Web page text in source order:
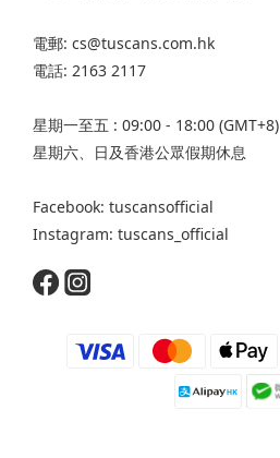
電郵: cs@tuscans.com.hk
電話: 2163 2117
星期一至五 : 09:00 - 18:00 (GMT+8)
星期六、日及香港公眾假期休息
Facebook: tuscansofficial
Instagram: tuscans_official